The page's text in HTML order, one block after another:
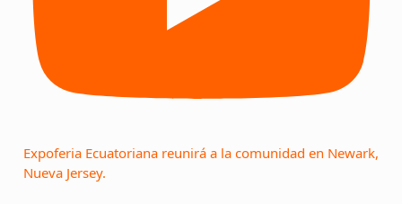
Expoferia Ecuatoriana reunirá a la comunidad en Newark,
Nueva Jersey.